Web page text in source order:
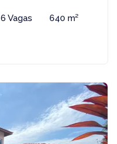
6 Vagas 640 m²